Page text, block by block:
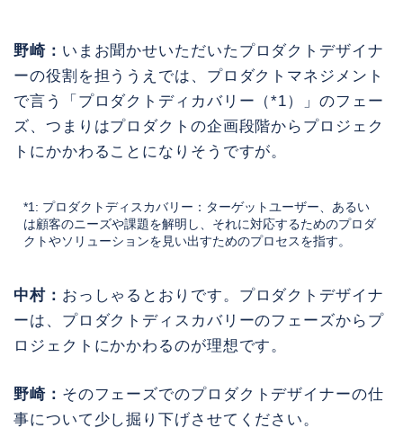
野崎： いまお聞かせいただいたプロダクトデザイナ
ーの役割を担ううえでは、プロダクトマネジメント
で言う「プロダクトディカバリー（*1）」のフェー
ズ、つまりはプロダクトの企画段階からプロジェク
トにかかわることになりそうですが。
*1: プロダクトディスカバリー：ターゲットユーザー、あるい
は顧客のニーズや課題を解明し、それに対応するためのプロダ
クトやソリューションを見い出すためのプロセスを指す。
中村： おっしゃるとおりです。プロダクトデザイナ
ーは、プロダクトディスカバリーのフェーズからプ
ロジェクトにかかわるのが理想です。
野崎： そのフェーズでのプロダクトデザイナーの仕
事について少し掘り下げさせてください。